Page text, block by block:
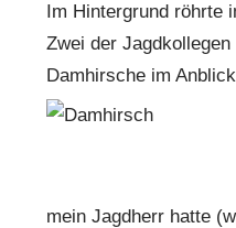
Im Hintergrund röhrte
Zwei der
Damhirsche im
mein Jagdherr hatte